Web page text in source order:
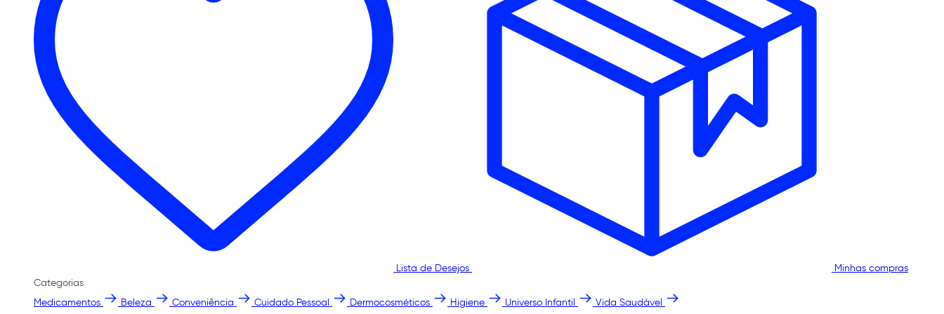
Lista de Desejos
Minhas compras
Categorias
Medicamentos
Beleza Conveniência Cuidado Pessoal Dermocosméticos Higiene Universo Infantil Vida Saudável